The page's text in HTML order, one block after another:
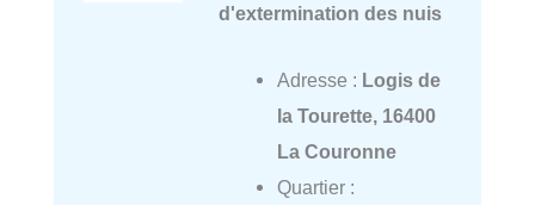
d'extermination des nuis
Adresse : Logis de
la Tourette, 16400
La Couronne
Quartier :